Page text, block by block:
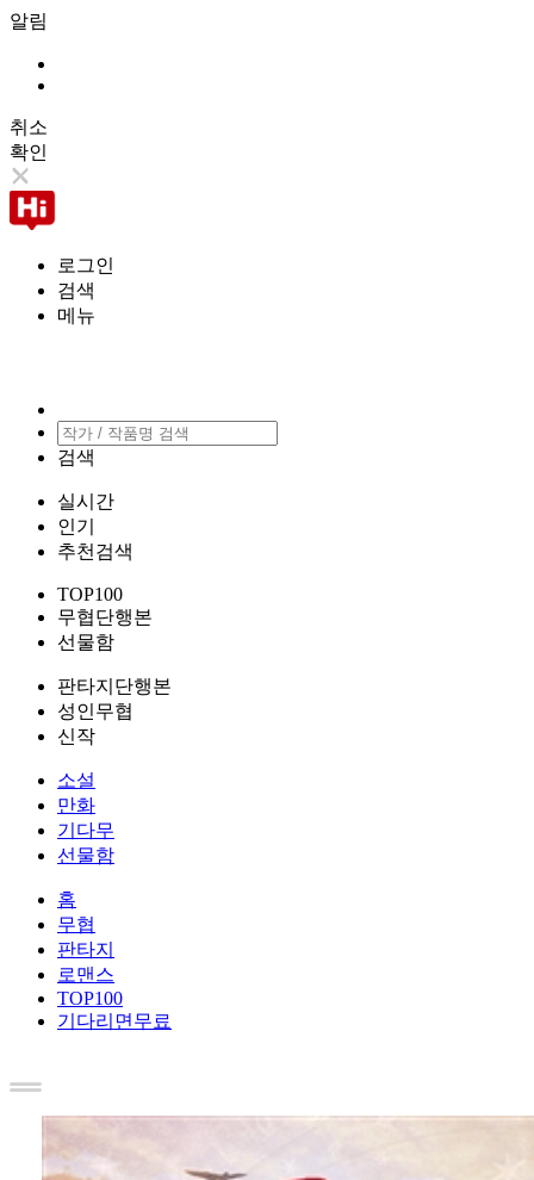
알림
취소
확인
로그인
검색
메뉴
검색
실시간
인기
추천검색
TOP100
무협단행본
선물함
판타지단행본
성인무협
신작
소설
만화
기다무
선물함
홈
무협
판타지
로맨스
TOP100
기다리면무료